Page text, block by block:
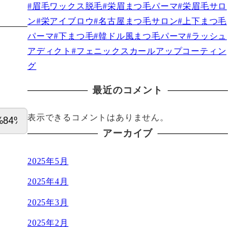
#眉毛ワックス脱毛#栄眉まつ毛パーマ#栄眉毛サロ
ン#栄アイブロウ#名古屋まつ毛サロン#上下まつ毛
パーマ#下まつ毛#韓ドル風まつ毛パーマ#ラッシュ
アディクト#フェニックスカールアップコーティン
グ
最近のコメント
表示できるコメントはありません。
アーカイブ
2025年5月
2025年4月
2025年3月
2025年2月